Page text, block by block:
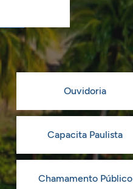
Ouvidoria
Capacita Paulista
Chamamento Público